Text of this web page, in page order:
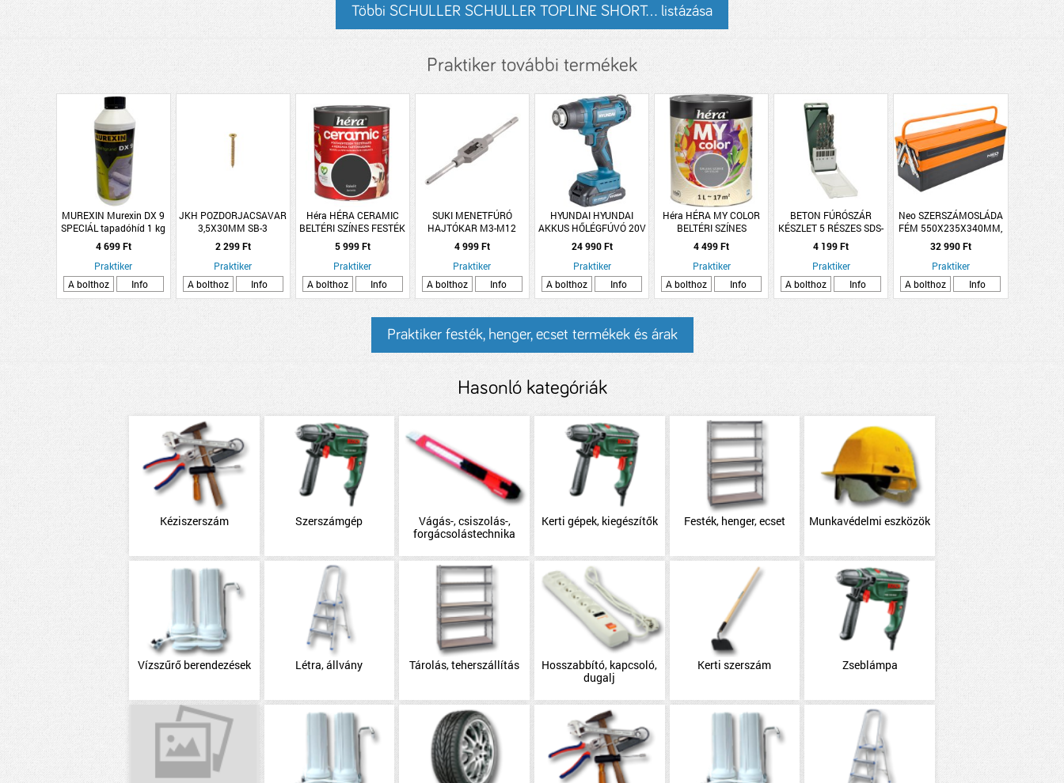
Többi SCHULLER SCHULLER TOPLINE SHORT... listázása
Praktiker további termékek
MUREXIN Murexin DX 9
SPECIÁL tapadóhíd 1 kg
4 699 Ft
Praktiker
A bolthoz
Info
JKH POZDORJACSAVAR
3,5X30MM SB-3
2 299 Ft
Praktiker
A bolthoz
Info
Héra HÉRA CERAMIC
BELTÉRI SZÍNES FESTÉK
1L, BAKELIT
5 999 Ft
Praktiker
A bolthoz
Info
SUKI MENETFÚRÓ
HAJTÓKAR M3-M12
4 999 Ft
Praktiker
A bolthoz
Info
HYUNDAI HYUNDAI
AKKUS HŐLÉGFÚVÓ 20V
250W HYD-602-20V
24 990 Ft
Praktiker
A bolthoz
Info
Héra HÉRA MY COLOR
BELTÉRI SZÍNES
FALFESTÉK 1L, GALAXIS
SZÜRKE
4 499 Ft
Praktiker
A bolthoz
Info
BETON FÚRÓSZÁR
KÉSZLET 5 RÉSZES SDS-
QUICK
4 199 Ft
Praktiker
A bolthoz
Info
Neo SZERSZÁMOSLÁDA
FÉM 550X235X340MM,
NEO
32 990 Ft
Praktiker
A bolthoz
Info
Praktiker festék, henger, ecset termékek és árak
Hasonló kategóriák
Kéziszerszám Szerszámgép
Vágás-, csiszolás-,
forgácsolástechnika
Kerti gépek, kiegészítők Festék, henger, ecset Munkavédelmi eszközök
Vízszűrő berendezések Létra, állvány Tárolás, teherszállítás
Hosszabbító, kapcsoló,
dugalj
Kerti szerszám Zseblámpa